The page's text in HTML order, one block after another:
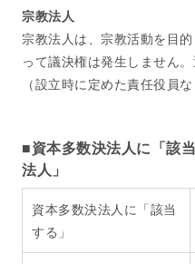
宗教法人
宗教法人は、宗教活動を目
って議決権は発生しません
（設立時に定めた責任役員
■資本多数決法人に「該
法人」
資本多数決法人に「該当
する」